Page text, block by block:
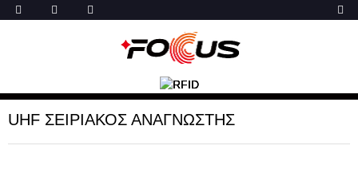
UHF ΣΕΙΡΙΑΚΟΣ ΑΝΑΓΝΩΣΤΗΣ